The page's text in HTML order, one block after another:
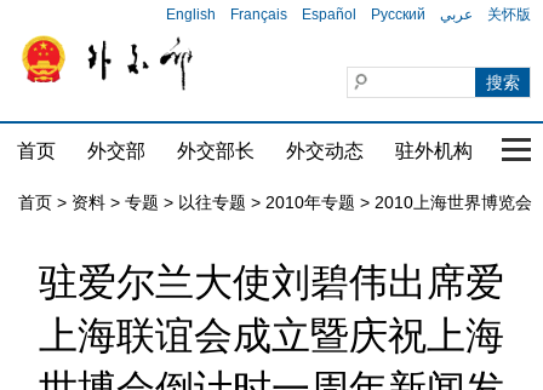
English Français Español Русский عربي 关怀版
首页 外交部 外交部长 外交动态 驻外机构 国
首页 > 资料 > 专题 > 以往专题 > 2010年专题 > 2010上海世界博览会
驻爱尔兰大使刘碧伟出席爱
上海联谊会成立暨庆祝上海